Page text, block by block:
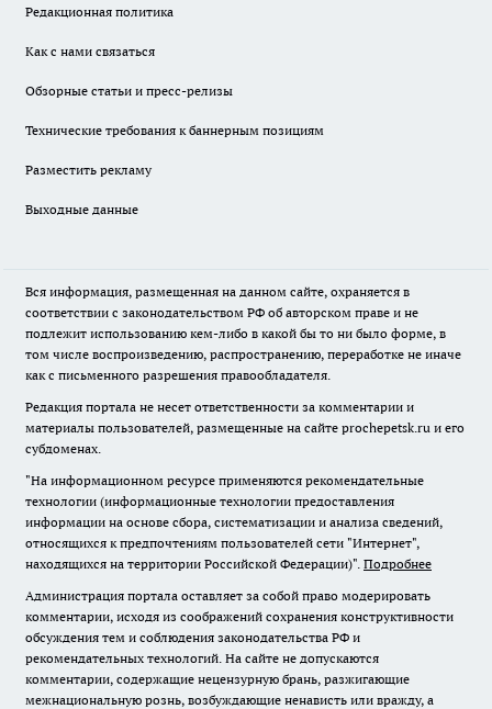
Редакционная политика
Как с нами связаться
Обзорные статьи и пресс-релизы
Технические требования к баннерным позициям
Разместить рекламу
Выходные данные
Вся информация, размещенная на данном сайте, охраняется в
соответствии с законодательством РФ об авторском праве и не
подлежит использованию кем-либо в какой бы то ни было форме, в
том числе воспроизведению, распространению, переработке не иначе
как с письменного разрешения правообладателя.
Редакция портала не несет ответственности за комментарии и
материалы пользователей, размещенные на сайте prochepetsk.ru и его
субдоменах.
"На информационном ресурсе применяются рекомендательные
технологии (информационные технологии предоставления
информации на основе сбора, систематизации и анализа сведений,
относящихся к предпочтениям пользователей сети "Интернет",
находящихся на территории Российской Федерации)". Подробнее
Администрация портала оставляет за собой право модерировать
комментарии, исходя из соображений сохранения конструктивности
обсуждения тем и соблюдения законодательства РФ и
рекомендательных технологий. На сайте не допускаются
комментарии, содержащие нецензурную брань, разжигающие
межнациональную рознь, возбуждающие ненависть или вражду, а